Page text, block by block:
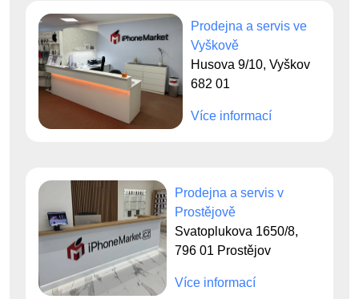
Prodejna a servis ve
Vyškově
Husova 9/10, Vyškov
682 01
Více informací
Prodejna a servis v
Prostějově
Svatoplukova 1650/8,
796 01 Prostějov
Více informací